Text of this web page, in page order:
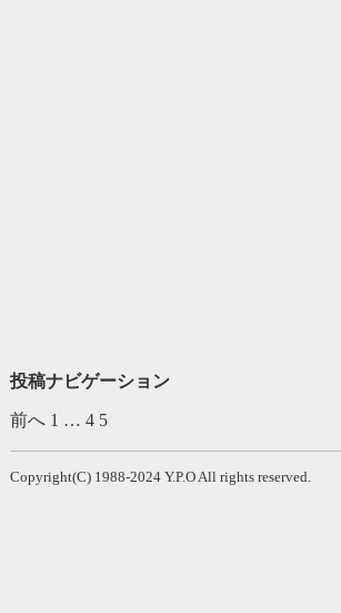
投稿ナビゲーション
前へ 1 … 4 5
Copyright(C) 1988-2024 Y.P.O All rights reserved.